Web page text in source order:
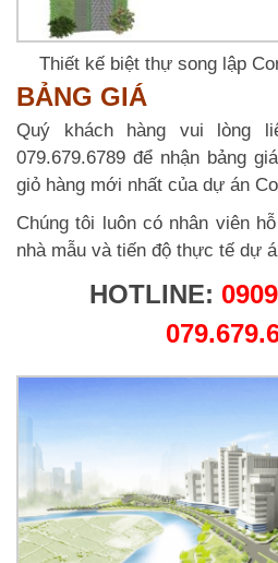
Thiết kế biệt thự song lập
BẢNG GIÁ
Quý khách hàng vui lòng
079.679.6789 để nhận bảng
giỏ hàng mới nhất của dự án
Chúng tôi luôn có nhân viên
nhà mẫu và tiến độ thực tế dự
HOTLINE: